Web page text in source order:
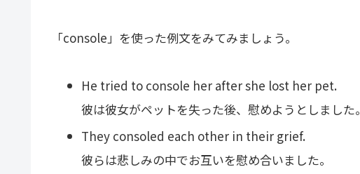
「console」を使った例文をみてみましょう。
He tried to console her after she lost her pet.
彼は彼女がペットを失った後、慰めようとしました。
They consoled each other in their grief.
彼らは悲しみの中でお互いを慰め合いました。